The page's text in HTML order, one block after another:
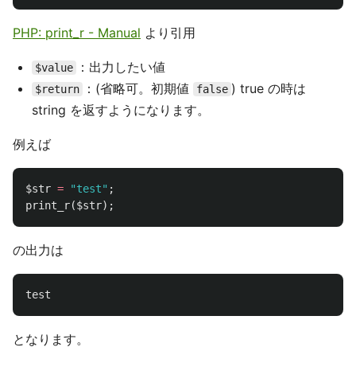
PHP: print_r - Manual より引用
$value ：出力したい値
$return ：(省略可。初期値 false ) true の時は
string を返すようになります。
例えば
$str = "test" ;
print_r($str);
の出力は
test
となります。